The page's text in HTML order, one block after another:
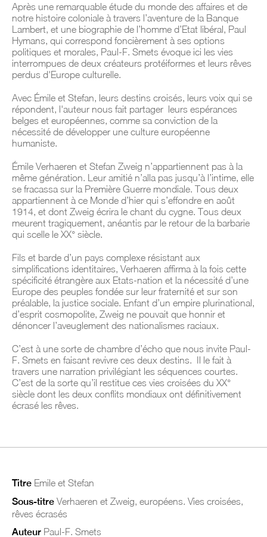
Après une remarquable étude du monde des affaires et de
notre histoire coloniale à travers l’aventure de la Banque
Lambert, et une biographie de l’homme d’Etat libéral, Paul
Hymans, qui correspond foncièrement à ses options
politiques et morales, Paul-F. Smets évoque ici les vies
interrompues de deux créateurs protéiformes et leurs rêves
perdus d'Europe culturelle.
Avec Émile et Stefan, leurs destins croisés, leurs voix qui se
répondent, l'auteur nous fait partager leurs espérances
belges et européennes, comme sa conviction de la
nécessité de développer une culture européenne
humaniste.
Émile Verhaeren et Stefan Zweig n’appartiennent pas à la
même génération. Leur amitié n’alla pas jusqu’à l’intime, elle
se fracassa sur la Première Guerre mondiale. Tous deux
appartiennent à ce Monde d’hier qui s’effondre en août
1914, et dont Zweig écrira le chant du cygne. Tous deux
meurent tragiquement, anéantis par le retour de la barbarie
qui scelle le XX° siècle.
Fils et barde d’un pays complexe résistant aux
simplifications identitaires, Verhaeren affirma à la fois cette
spécificité étrangère aux Etats-nation et la nécessité d’une
Europe des peuples fondée sur leur fraternité et sur son
préalable, la justice sociale. Enfant d’un empire plurinational,
d’esprit cosmopolite, Zweig ne pouvait que honnir et
dénoncer l’aveuglement des nationalismes raciaux.
C’est à une sorte de chambre d’écho que nous invite Paul-
F. Smets en faisant revivre ces deux destins. Il le fait à
travers une narration privilégiant les séquences courtes.
C’est de la sorte qu’il restitue ces vies croisées du XX°
siècle dont les deux conflits mondiaux ont définitivement
écrasé les rêves.
Titre Emile et Stefan
Sous-titre Verhaeren et Zweig, européens. Vies croisées,
rêves écrasés
Auteur Paul-F. Smets